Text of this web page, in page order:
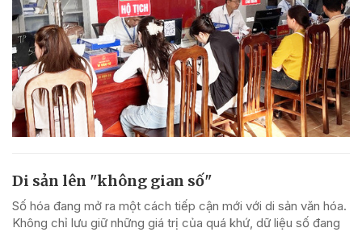
Di sản lên "không gian số"
Số hóa đang mở ra một cách tiếp cận mới với di sản văn hóa.
Không chỉ lưu giữ những giá trị của quá khứ, dữ liệu số đang